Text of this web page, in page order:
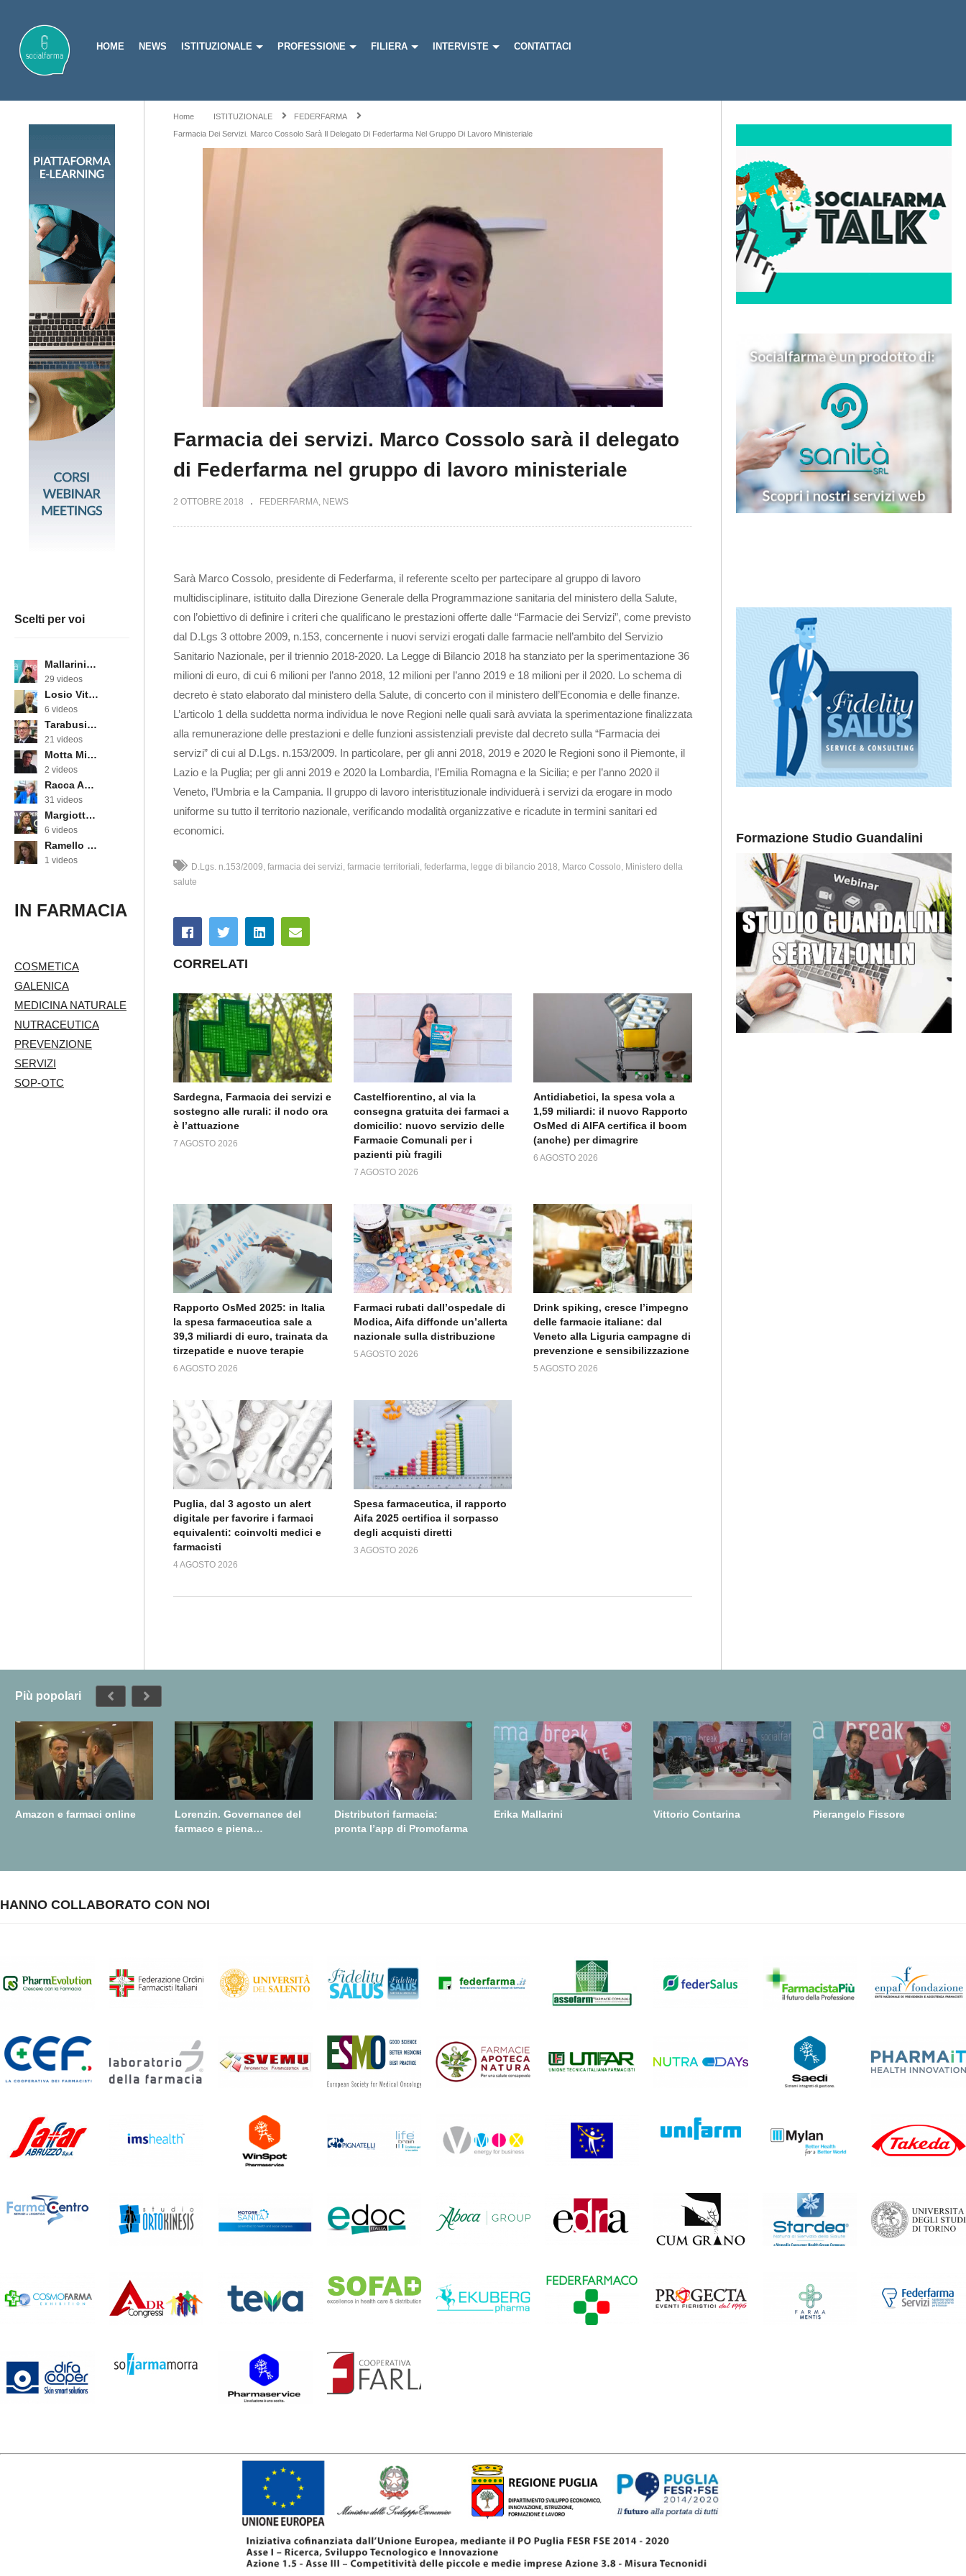
HOME NEWS ISTITUZIONALE PROFESSIONE FILIERA INTERVISTE CONTATTACI
Scelti per voi
Mallarini Erika
29 videos
Losio Vittorino
6 videos
Tarabusi Marcello
21 videos
Motta Michele
2 videos
Racca Annarosa
31 videos
Margiotta Angela
6 videos
Ramello Cinzia
1 videos
IN FARMACIA
COSMETICA
GALENICA
MEDICINA NATURALE
NUTRACEUTICA
PREVENZIONE
SERVIZI
SOP-OTC
Home ISTITUZIONALE
FEDERFARMA
Farmacia Dei Servizi. Marco Cossolo Sarà Il Delegato Di Federfarma Nel Gruppo Di Lavoro Ministeriale
Farmacia dei servizi. Marco Cossolo sarà il delegato
di Federfarma nel gruppo di lavoro ministeriale
2 OTTOBRE 2018 FEDERFARMA NEWS
Sarà Marco Cossolo, presidente di Federfarma, il referente scelto per partecipare al gruppo di lavoro
multidisciplinare, istituito dalla Direzione Generale della Programmazione sanitaria del ministero della Salute,
con l’obiettivo di definire i criteri che qualificano le prestazioni offerte dalle “Farmacie dei Servizi”, come previsto
dal D.Lgs 3 ottobre 2009, n.153, concernente i nuovi servizi erogati dalle farmacie nell’ambito del Servizio
Sanitario Nazionale, per il triennio 2018-2020. La Legge di Bilancio 2018 ha stanziato per la sperimentazione 36
milioni di euro, di cui 6 milioni per l’anno 2018, 12 milioni per l’anno 2019 e 18 milioni per il 2020. Lo schema di
decreto è stato elaborato dal ministero della Salute, di concerto con il ministero dell’Economia e delle finanze.
L’articolo 1 della suddetta norma individua le nove Regioni nelle quali sarà avviata la sperimentazione finalizzata
alla remunerazione delle prestazioni e delle funzioni assistenziali previste dal decreto sulla “Farmacia dei
servizi” di cui al D.Lgs. n.153/2009. In particolare, per gli anni 2018, 2019 e 2020 le Regioni sono il Piemonte, il
Lazio e la Puglia; per gli anni 2019 e 2020 la Lombardia, l’Emilia Romagna e la Sicilia; e per l’anno 2020 il
Veneto, l’Umbria e la Campania. Il gruppo di lavoro interistituzionale individuerà i servizi da erogare in modo
uniforme su tutto il territorio nazionale, verificando modalità organizzative e ricadute in termini sanitari ed
economici.
D.Lgs. n.153/2009 farmacia dei servizi farmacie territoriali federfarma legge di bilancio 2018 Marco Cossolo
Ministero della
salute
CORRELATI
Sardegna, Farmacia dei servizi e
sostegno alle rurali: il nodo ora
è l’attuazione
7 AGOSTO 2026
Castelfiorentino, al via la
consegna gratuita dei farmaci a
domicilio: nuovo servizio delle
Farmacie Comunali per i
pazienti più fragili
7 AGOSTO 2026
Antidiabetici, la spesa vola a
1,59 miliardi: il nuovo Rapporto
OsMed di AIFA certifica il boom
(anche) per dimagrire
6 AGOSTO 2026
Rapporto OsMed 2025: in Italia
la spesa farmaceutica sale a
39,3 miliardi di euro, trainata da
tirzepatide e nuove terapie
6 AGOSTO 2026
Farmaci rubati dall’ospedale di
Modica, Aifa diffonde un’allerta
nazionale sulla distribuzione
5 AGOSTO 2026
Drink spiking, cresce l’impegno
delle farmacie italiane: dal
Veneto alla Liguria campagne di
prevenzione e sensibilizzazione
5 AGOSTO 2026
Puglia, dal 3 agosto un alert
digitale per favorire i farmaci
equivalenti: coinvolti medici e
farmacisti
4 AGOSTO 2026
Spesa farmaceutica, il rapporto
Aifa 2025 certifica il sorpasso
degli acquisti diretti
3 AGOSTO 2026
Formazione Studio Guandalini
Più popolari
Amazon e farmaci online
Lorenzin. Governance del
farmaco e piena
Distributori farmacia:
pronta l’app di Promofarma
Erika Mallarini Vittorio Contarina Pierangelo Fissore
HANNO COLLABORATO CON NOI